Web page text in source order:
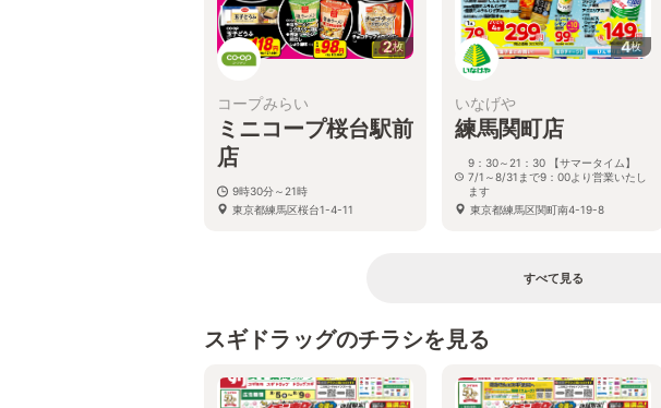
2枚
コープみらい
ミニコープ桜台駅前
店
9時30分～21時
東京都練馬区桜台1-4-11
4枚
いなげや
練馬関町店
9：30～21：30 【サマータイム】
7/1～8/31まで9：00より営業いたし
ます
東京都練馬区関町南4-19-8
すべて見る
スギドラッグのチラシを見る